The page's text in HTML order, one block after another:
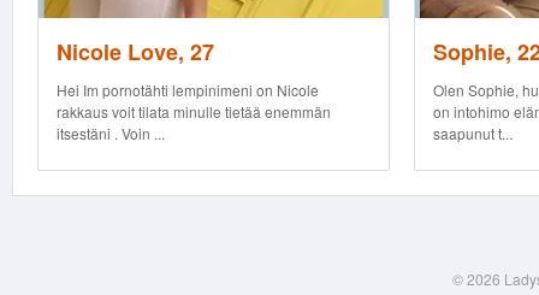
Nicole Love, 27
Hei Im pornotähti lempinimeni on Nicole
rakkaus voit tilata minulle tietää enemmän
itsestäni . Voin ...
Sophie,
Olen Sophie,
on intohimo
saapunut t...
© 2026